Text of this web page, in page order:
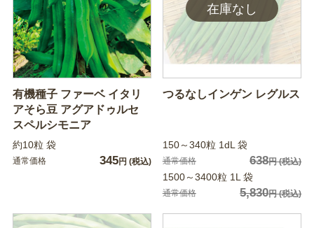
有機種子 ファーベ イタリ
アそら豆 アグアドゥルセ
スペルシモニア
約10粒 袋
通常価格 345円 (税込)
つるなしインゲン レグルス
150～340粒 1dL 袋
通常価格 638円(税込)
1500～3400粒 1L 袋
通常価格 5,830円(税込)